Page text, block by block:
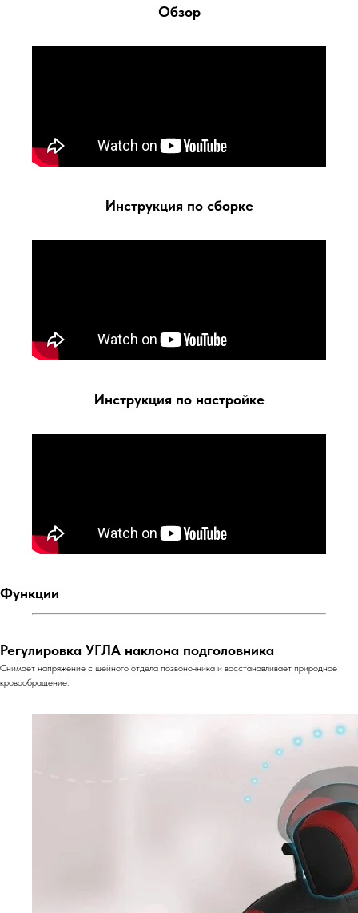
Обзор
Инструкция по сборке
Инструкция по настройке
Функции
Регулировка УГЛА наклона подголовника
Снимает напряжение с шейного отдела позвоночника и восстанавливает природное
кровообращение.